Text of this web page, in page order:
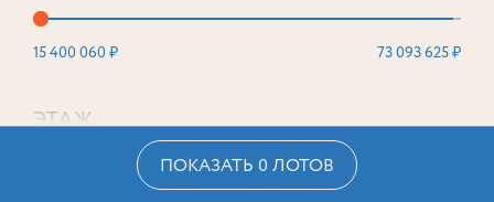
15 400 060 ₽ 73 093 625 ₽
ЭТАЖ
ПОКАЗАТЬ 0 ЛОТОВ